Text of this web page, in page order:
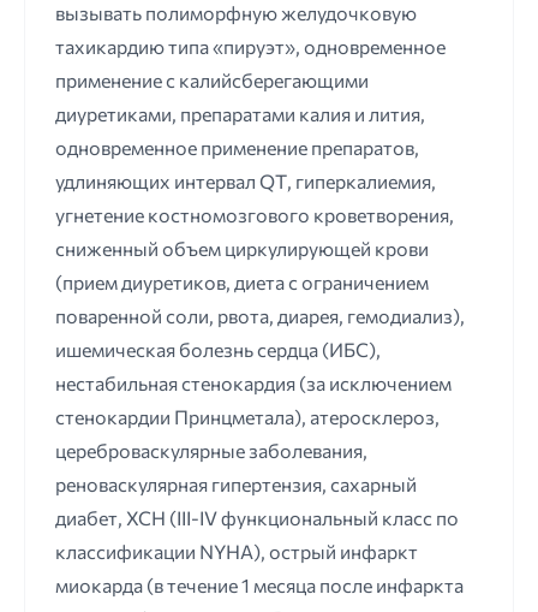
вызывать полиморфную желудочковую
тахикардию типа «пируэт», одновременное
применение с калийсберегающими
диуретиками, препаратами калия и лития,
одновременное применение препаратов,
удлиняющих интервал QТ, гиперкалиемия,
угнетение костномозгового кроветворения,
сниженный объем циркулирующей крови
(прием диуретиков, диета с ограничением
поваренной соли, рвота, диарея, гемодиализ),
ишемическая болезнь сердца (ИБС),
нестабильная стенокардия (за исключением
стенокардии Принцметала), атеросклероз,
цереброваскулярные заболевания,
реноваскулярная гипертензия, сахарный
диабет, ХСН (III-IV функциональный класс по
классификации NYНА), острый инфаркт
миокарда (в течение 1 месяца после инфаркта